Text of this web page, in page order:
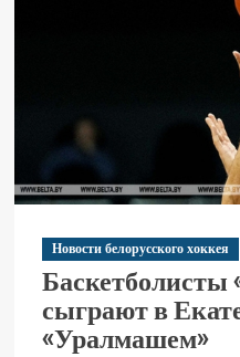
Новости белорусского хоккея
сыграют в
«Уралмашем»